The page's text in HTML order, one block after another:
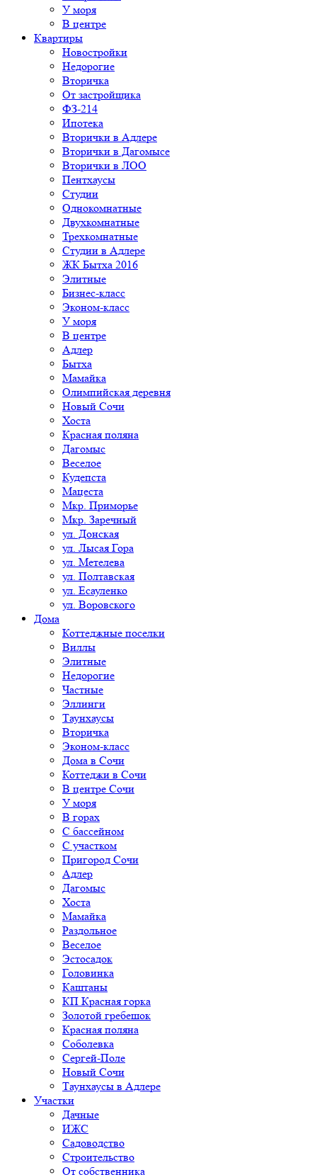
У моря
В центре
Квартиры
Новостройки
Недорогие
Вторичка
От застройщика
ФЗ-214
Ипотека
Вторички в Адлере
Вторички в Дагомысе
Вторички в ЛОО
Пентхаусы
Студии
Однокомнатные
Двухкомнатные
Трехкомнатные
Студии в Адлере
ЖК Бытха 2016
Элитные
Бизнес-класс
Эконом-класс
У моря
В центре
Адлер
Бытха
Мамайка
Олимпийская деревня
Новый Сочи
Хоста
Красная поляна
Дагомыс
Веселое
Кудепста
Мацеста
Мкр. Приморье
Мкр. Заречный
ул. Донская
ул. Лысая Гора
ул. Метелева
ул. Полтавская
ул. Есауленко
ул. Воровского
Дома
Коттеджные поселки
Виллы
Элитные
Недорогие
Частные
Эллинги
Таунхаусы
Вторичка
Эконом-класс
Дома в Сочи
Коттеджи в Сочи
В центре Сочи
У моря
В горах
С бассейном
С участком
Пригород Сочи
Адлер
Дагомыс
Хоста
Мамайка
Раздольное
Веселое
Эстосадок
Головинка
Каштаны
КП Красная горка
Золотой гребешок
Красная поляна
Соболевка
Сергей-Поле
Новый Сочи
Таунхаусы в Адлере
Участки
Дачные
ИЖС
Садоводство
Строительство
От собственника